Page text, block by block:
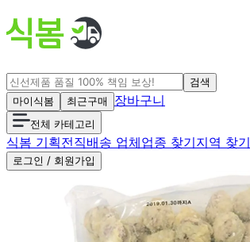
검색
마이식봄
최근구매 장바구니
전체 카테고리
식봄 기획전직배송 업체업종 찾기지역 찾기
로그인 / 회원가입